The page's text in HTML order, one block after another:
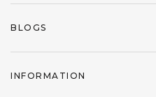
BLOGS
INFORMATION